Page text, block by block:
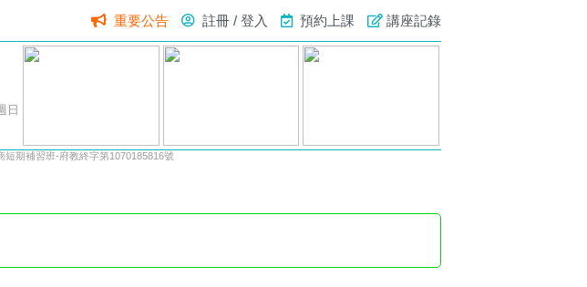
重要公告 註冊 / 登入 預約上課 講座記錄
日
期補習班-府教終字第1070185816號